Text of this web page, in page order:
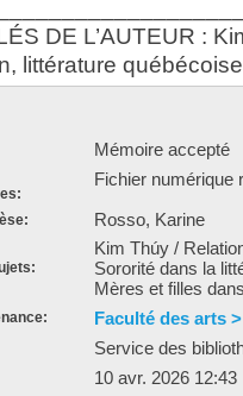
DE L’AUTEUR :
littérature
Mémoire accepté
Fichier numérique
Rosso, Karine
Kim Thúy /
Sororité dans la
Mères et filles
Faculté des arts
Service des
10 avr. 2026 12:43